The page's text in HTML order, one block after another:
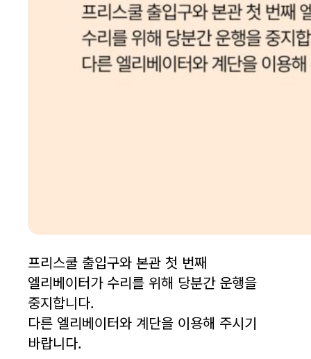
프리스쿨 출입구와 본관 첫 번째
엘리베이터가 수리를 위해 당분간 운행을
중지합니다.
다른 엘리베이터와 계단을 이용해 주시기
바랍니다.